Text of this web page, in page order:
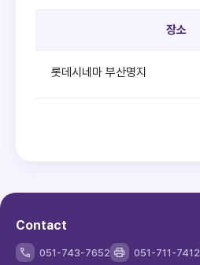
장소
롯데시네마 부산명지
Contact
051-743-7652 051-711-7412